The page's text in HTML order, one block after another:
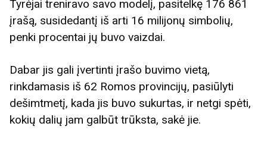
Tyrėjai treniravo savo modelį, pasitelkę 176 861
įrašą, susidedantį iš arti 16 milijonų simbolių,
penki procentai jų buvo vaizdai.
Dabar jis gali įvertinti įrašo buvimo vietą,
rinkdamasis iš 62 Romos provincijų, pasiūlyti
dešimtmetį, kada jis buvo sukurtas, ir netgi spėti,
kokių dalių jam galbūt trūksta, sakė jie.